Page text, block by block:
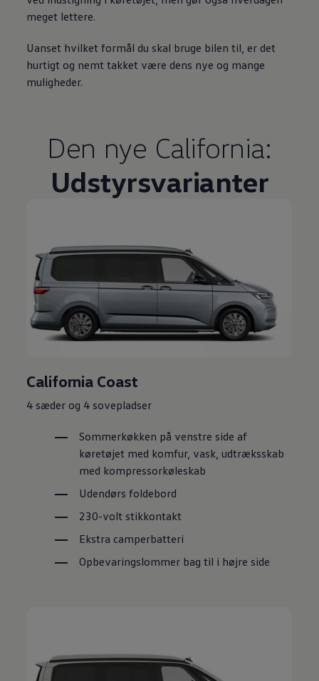
meget lettere.
Uanset hvilket formål du skal bruge bilen til, er det
hurtigt og nemt takket være dens nye og mange
muligheder.
Den nye California:
Udstyrsvarianter
California Coast
4 sæder og 4 sovepladser
Sommerkøkken på venstre side af
køretøjet med komfur, vask, udtræksskab
med kompressorkøleskab
Udendørs foldebord
230-volt stikkontakt
Ekstra camperbatteri
Opbevaringslommer bag til i højre side